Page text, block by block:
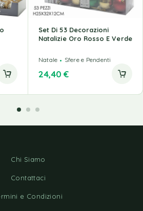
Set Di 53 Decorazioni
Natalizie Oro Rosso E Verde
Natale Sfere e Pendenti
24,40 €
Chi Siamo
Contattaci
e Condizioni